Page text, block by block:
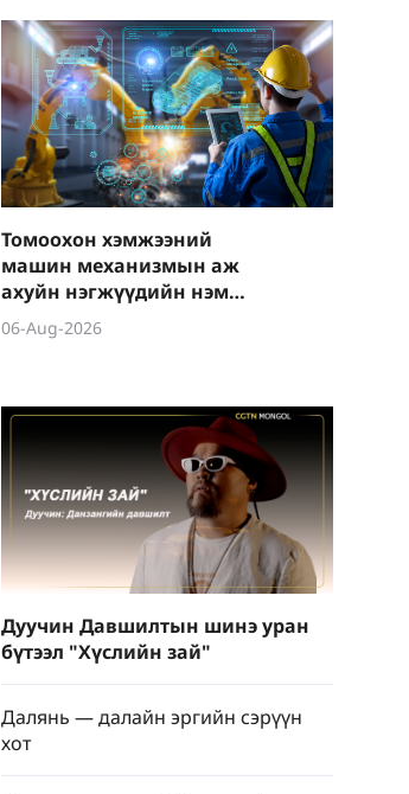
өгчээ
Томоохон хэмжээний
машин механизмын аж
ахуйн нэгжүүдийн нэмүү
өртөг 6.4 хувиар өсөв
06-Aug-2026
Дуучин Давшилтын шинэ уран
бүтээл "Хүслийн зай"
Далянь — далайн эргийн сэрүүн
хот